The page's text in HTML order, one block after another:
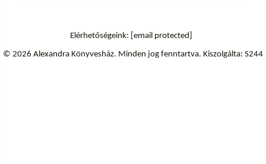
Elérhetőségeink: [email protected]
© 2026 Alexandra Könyvesház. Minden jog fenntartva. Kiszolgálta: S244